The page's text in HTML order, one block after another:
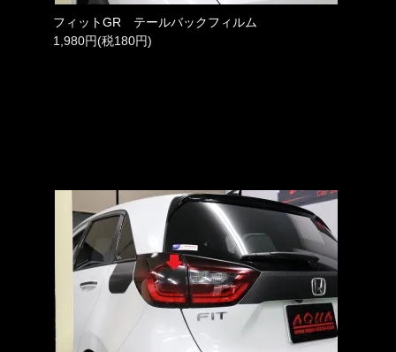
フィットGR テールバックフィルム
1,980円(税180円)